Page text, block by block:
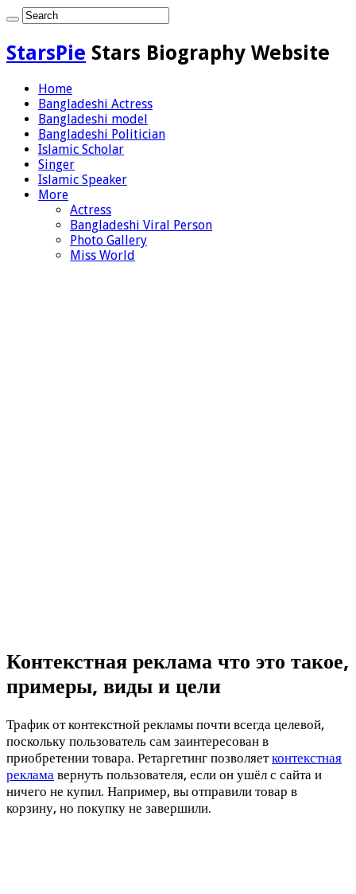
StarsPie Stars Biography Website
Home
Bangladeshi Actress
Bangladeshi model
Bangladeshi Politician
Islamic Scholar
Singer
Islamic Speaker
More
Actress
Bangladeshi Viral Person
Photo Gallery
Miss World
Контекстная реклама что это такое,
примеры, виды и цели
Трафик от контекстной рекламы почти всегда целевой,
поскольку пользователь сам заинтересован в
приобретении товара. Ретаргетинг позволяетконтекстная
реклама вернуть пользователя, если он ушёл с сайта и
ничего не купил. Например, вы отправили товар в
корзину, но покупку не завершили.